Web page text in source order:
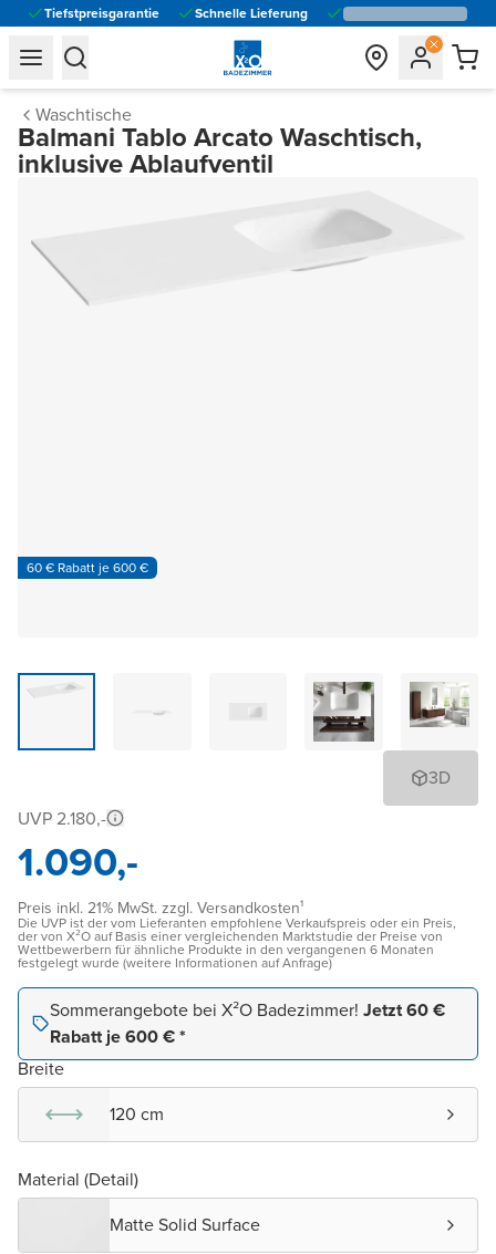
Tiefstpreisgarantie Schnelle Lieferung
general.navigation.toggle_menu.label
general.navigation.toggle_menu.label
Waschtische
Balmani Tablo Arcato Waschtisch,
inklusive Ablaufventil
60 € Rabatt je 600 €
3D
UVP 2.180,-
1.090,-
Preis inkl. 21% MwSt. zzgl. Versandkosten¹
Die UVP ist der vom Lieferanten empfohlene Verkaufspreis oder ein Preis,
der von X²O auf Basis einer vergleichenden Marktstudie der Preise von
Wettbewerbern für ähnliche Produkte in den vergangenen 6 Monaten
festgelegt wurde (weitere Informationen auf Anfrage)
Sommerangebote bei X²O Badezimmer! Jetzt 60 €
Rabatt je 600 € *
Breite
120 cm
Material (Detail)
Matte Solid Surface